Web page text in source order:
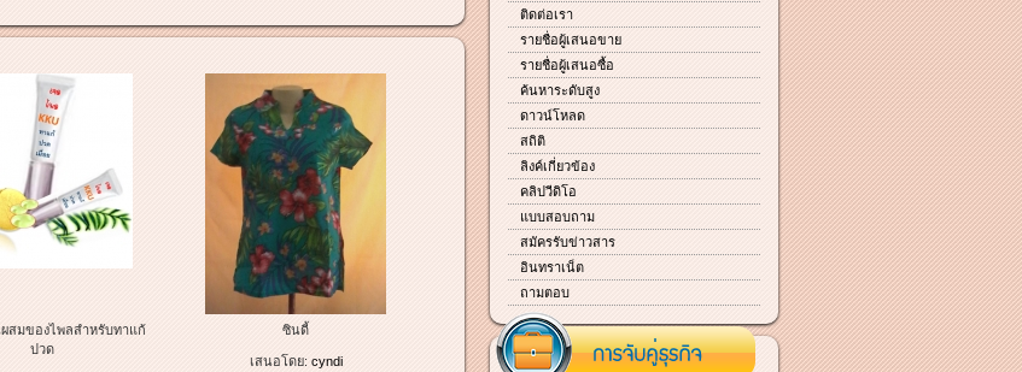
สมของไพลสำหรับทาแก้
ปวด
ซินดี้
เสนอโดย: cyndi
ติดต่อเรา
รายชื่อผู้เสนอขาย
รายชื่อผู้เสนอซื้อ
ค้นหาระดับสูง
ดาวน์โหลด
สถิติ
ลิงค์เกี่ยวข้อง
คลิปวีดิโอ
แบบสอบถาม
สมัครรับข่าวสาร
อินทราเน็ต
ถามตอบ